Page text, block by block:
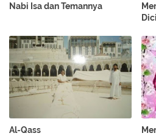
Nabi Isa dan Temannya
Al-Qass